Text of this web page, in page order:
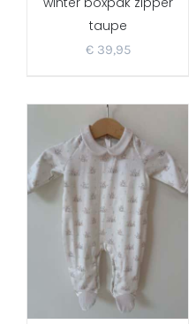
taupe
€39,95